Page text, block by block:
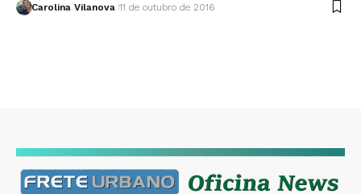
Carolina Vilanova 11 de outubro de 2016